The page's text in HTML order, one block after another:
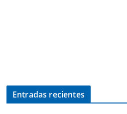
Entradas recientes